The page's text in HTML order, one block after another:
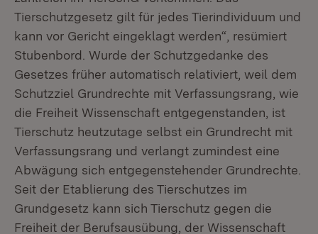
Tierschutzgesetz gilt für jedes Tierindividuum und
kann vor Gericht eingeklagt werden“, resümiert
Stubenbord. Wurde der Schutzgedanke des
Gesetzes früher automatisch relativiert, weil dem
Schutzziel Grundrechte mit Verfassungsrang, wie
die Freiheit Wissenschaft entgegenstanden, ist
Tierschutz heutzutage selbst ein Grundrecht mit
Verfassungsrang und verlangt zumindest eine
Abwägung sich entgegenstehender Grundrechte.
Seit der Etablierung des Tierschutzes im
Grundgesetz kann sich Tierschutz gegen die
Freiheit der Berufsausübung, der Wissenschaft